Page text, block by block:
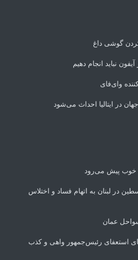
گوشی داغ
نباید انجام دهیم
وای‌فای
در ایتالیا احداث می‌شود
خوب پیش می‌رود
در لبنان به اتهام فساد و اختلاس
عمان
استعفای رئیس‌جمهور واهی و کذب